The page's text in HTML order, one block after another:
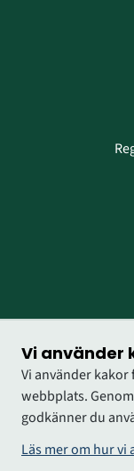
Vi använder
Vi använder
webbplats.
godkänner du
Läs mer om hur vi